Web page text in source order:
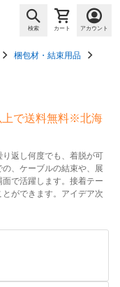
検索 カート アカウント
梱包材・結束用品
上で送料無料※北海
返し何度でも、着脱が可
、ケーブルの結束や、展
で活躍します。接着テー
ができます。アイデア次